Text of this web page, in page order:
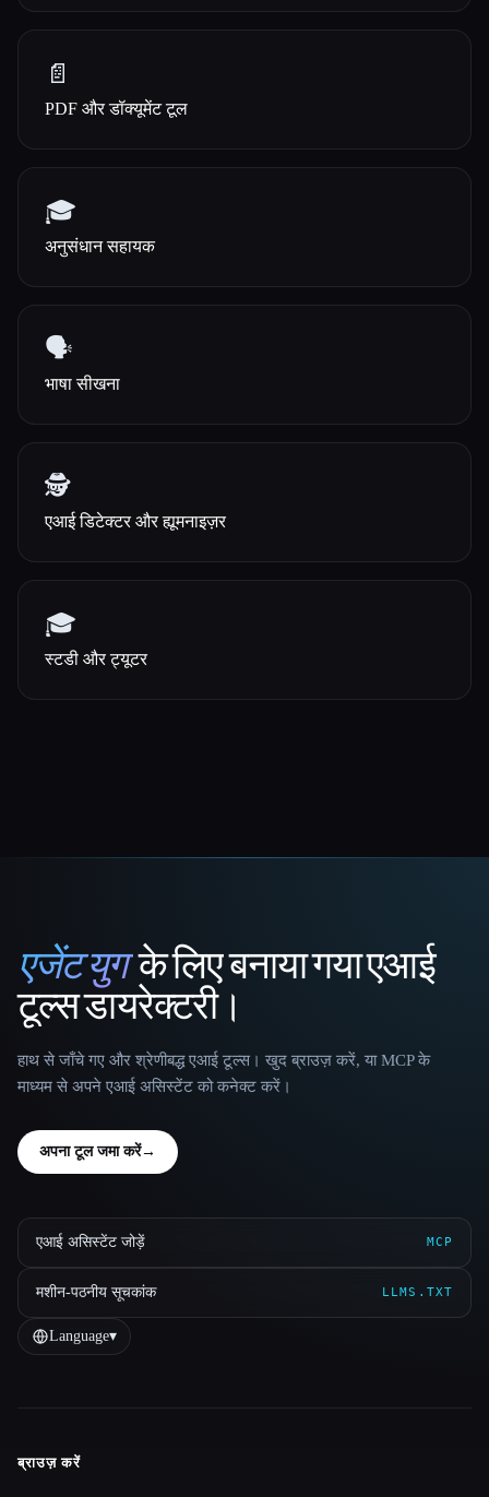
📄
PDF और डॉक्यूमेंट टूल
🎓
अनुसंधान सहायक
🗣️
भाषा सीखना
🕵️
एआई डिटेक्टर और ह्यूमनाइज़र
🎓
स्टडी और ट्यूटर
That AI Collection
एजेंट युगके लिए बनाया गया एआई
टूल्स डायरेक्टरी।
हाथ से जाँचे गए और श्रेणीबद्ध एआई टूल्स। खुद ब्राउज़ करें, या MCP के
माध्यम से अपने एआई असिस्टेंट को कनेक्ट करें।
अपना टूल जमा करें→
एआई असिस्टेंट जोड़ें MCP
मशीन-पठनीय सूचकांक LLMS.TXT
Language▾
Site navigation
ब्राउज़ करें